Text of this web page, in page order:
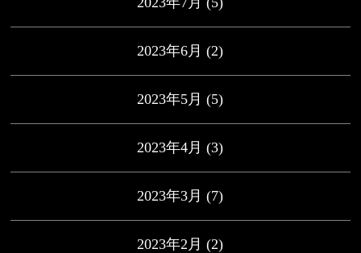
2023年6月 (2)
2023年5月 (5)
2023年4月 (3)
2023年3月 (7)
2023年2月 (2)